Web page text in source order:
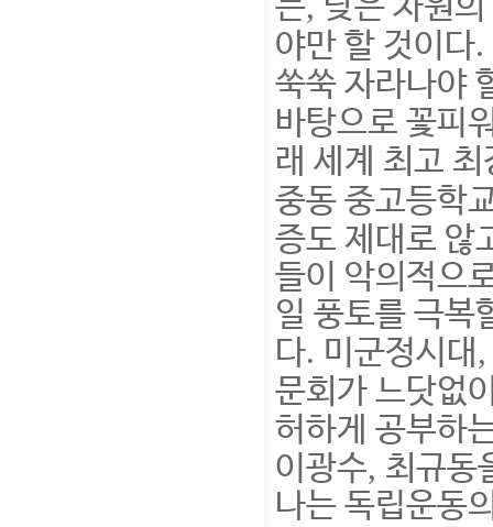
야만 할 것이다.
쑥쑥 자라나야
바탕으로 꽃피
래 세계 최고
중동 중고등학
증도 제대로 않
들이 악의적으
일 풍토를 극복
다. 미군정시대
문회가 느닷없
허하게 공부하
이광수, 최규동
나는 독립운동